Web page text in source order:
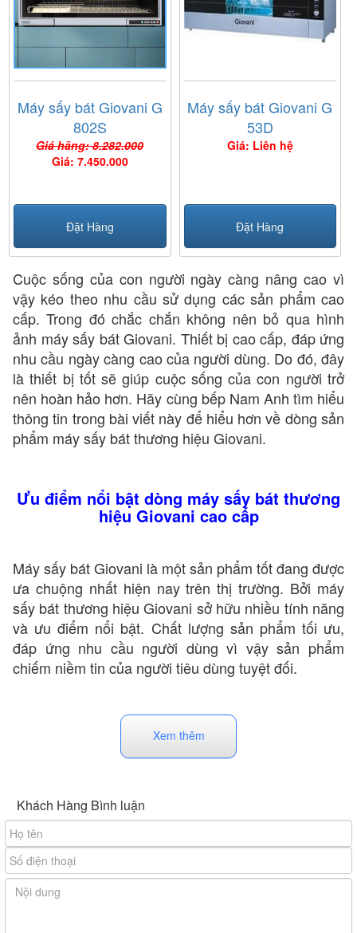
Máy sấy bát Giovani G
802S
Giá hãng: 8.282.000
Giá: 7.450.000
Đặt Hàng
Máy sấy bát Giovani G
53D
Giá: Liên hệ
Đặt Hàng
Cuộc sống của con người ngày càng nâng cao vì
vậy kéo theo nhu cầu sử dụng các sản phẩm cao
cấp. Trong đó chắc chắn không nên bỏ qua hình
ảnh máy sấy bát Giovani. Thiết bị cao cấp, đáp ứng
nhu cầu ngày càng cao của người dùng. Do đó, đây
là thiết bị tốt sẽ giúp cuộc sống của con người trở
nên hoàn hảo hơn. Hãy cùng bếp Nam Anh tìm hiểu
thông tin trong bài viết này để hiểu hơn về dòng sản
phẩm máy sấy bát thương hiệu Giovani.
Ưu điểm nổi bật dòng máy sấy bát thương
hiệu Giovani cao cấp
Máy sấy bát Giovani là một sản phẩm tốt đang được
ưa chuộng nhất hiện nay trên thị trường. Bởi máy
sấy bát thương hiệu Giovani sở hữu nhiều tính năng
và ưu điểm nổi bật. Chất lượng sản phẩm tối ưu,
đáp ứng nhu cầu người dùng vì vậy sản phẩm
chiếm niềm tin của người tiêu dùng tuyệt đối.
Xem thêm
Khách Hàng Bình luận